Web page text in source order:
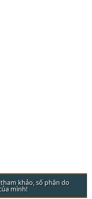
khảo, số phận do
mình!